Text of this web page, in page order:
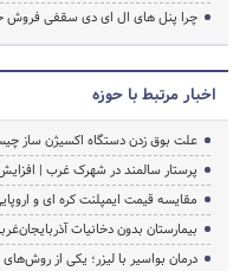
چرا پنل های ال ای دی سقفی فروش
اخبار مرتبط با حوزه
علت بوق زدن دستگاه اکسیژن ساز
پرستار سالمند در شهرک غرب |
مقایسه قیمت ایمپلنت کره ای و
بیمارستان بدون دخانیات
درمان بواسیر با لیزر؛ یکی از